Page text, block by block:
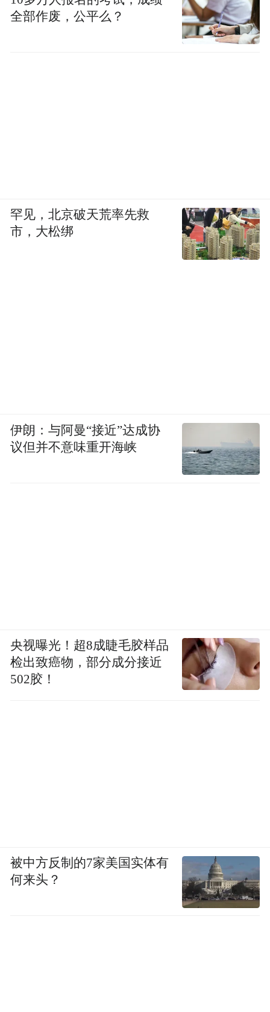
全部作废，公平么？
罕见，北京破天荒率先救
市，大松绑
伊朗：与阿曼“接近”达成协
议但并不意味重开海峡
央视曝光！超8成睫毛胶样品
检出致癌物，部分成分接近
502胶！
被中方反制的7家美国实体有
何来头？